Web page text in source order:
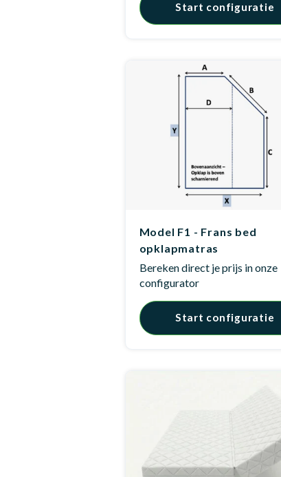
Start configuratie
Model F1 - Frans bed
opklapmatras
Bereken direct je prijs in onze
configurator
Start configuratie